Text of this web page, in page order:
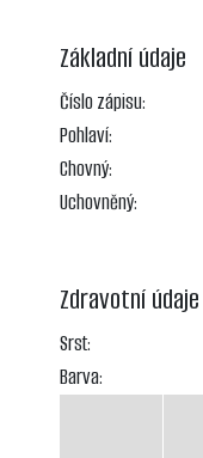
Základní údaje
Číslo zápisu:
Pohlaví:
Chovný:
Uchovněný:
Zdravotní údaje
Srst:
Barva: